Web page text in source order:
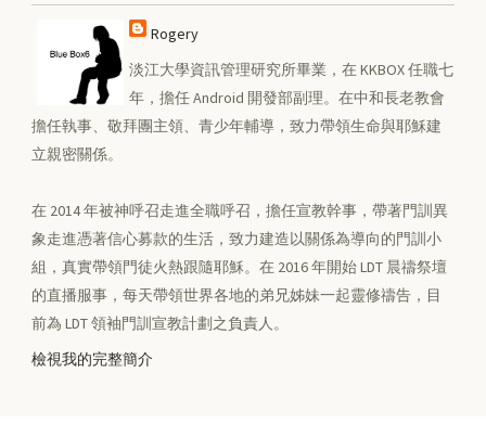
Rogery
淡江大學資訊管理研究所畢業，在 KKBOX 任職七
年，擔任 Android 開發部副理。在中和長老教會
擔任執事、敬拜團主領、青少年輔導，致力帶領生命與耶穌建
立親密關係。
在 2014 年被神呼召走進全職呼召，擔任宣教幹事，帶著門訓異
象走進憑著信心募款的生活，致力建造以關係為導向的門訓小
組，真實帶領門徒火熱跟隨耶穌。在 2016 年開始 LDT 晨禱祭壇
的直播服事，每天帶領世界各地的弟兄姊妹一起靈修禱告，目
前為 LDT 領袖門訓宣教計劃之負責人。
檢視我的完整簡介